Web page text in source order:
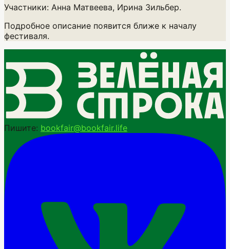
Участники: Анна Матвеева, Ирина Зильбер.
Подробное описание появится ближе к началу
фестиваля.
Пишите: bookfair@bookfair.life